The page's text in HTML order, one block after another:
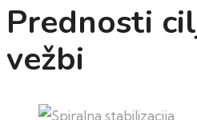
Prednosti
vežbi